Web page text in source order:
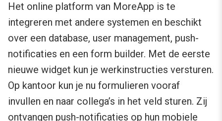
Het online platform van MoreApp is te
integreren met andere systemen en beschikt
over een database, user management, push-
notificaties en een form builder. Met de eerste
nieuwe widget kun je werkinstructies versturen.
Op kantoor kun je nu formulieren vooraf
invullen en naar collega’s in het veld sturen. Zij
ontvangen push-notificaties op hun mobiele